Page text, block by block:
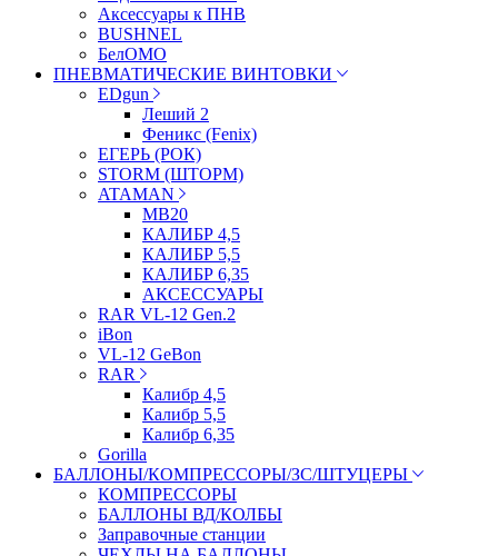
Аксессуары к ПНВ
BUSHNEL
БелОМО
ПНЕВМАТИЧЕСКИЕ ВИНТОВКИ
EDgun
Леший 2
Феникс (Fenix)
ЕГЕРЬ (РОК)
STORM (ШТОРМ)
ATAMAN
МВ20
КАЛИБР 4,5
КАЛИБР 5,5
КАЛИБР 6,35
АКСЕССУАРЫ
RAR VL-12 Gen.2
iBon
VL-12 GeBon
RAR
Калибр 4,5
Калибр 5,5
Калибр 6,35
Gorilla
БАЛЛОНЫ/КОМПРЕССОРЫ/ЗС/ШТУЦЕРЫ
КОМПРЕССОРЫ
БАЛЛОНЫ ВД/КОЛБЫ
Заправочные станции